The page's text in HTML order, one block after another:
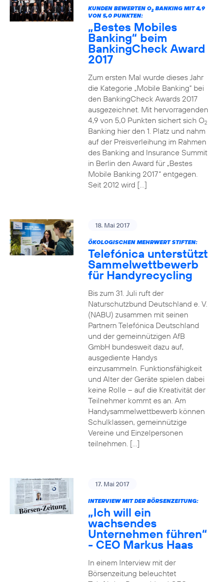
KUNDEN BEWERTEN O2BANKING MIT 4,9
VON 5,0 PUNKTEN:
„Bestes Mobiles
Banking“ beim
BankingCheck Award
2017
Zum ersten Mal wurde dieses Jahr
die Kategorie „Mobile Banking“ bei
den BankingCheck Awards 2017
ausgezeichnet. Mit hervorragenden
4,9 von 5,0 Punkten sichert sich O2
Banking hier den 1. Platz und nahm
auf der Preisverleihung im Rahmen
des Banking and Insurance Summit
in Berlin den Award für „Bestes
Mobile Banking 2017“ entgegen.
Seit 2012 wird […]
18. Mai 2017
ÖKOLOGISCHEN MEHRWERT STIFTEN:
Telefónica unterstützt
Sammelwettbewerb
für Handyrecycling
Bis zum 31. Juli ruft der
Naturschutzbund Deutschland e. V.
(NABU) zusammen mit seinen
Partnern Telefónica Deutschland
und der gemeinnützigen AfB
GmbH bundesweit dazu auf,
ausgediente Handys
einzusammeln. Funktionsfähigkeit
und Alter der Geräte spielen dabei
keine Rolle – auf die Kreativität der
Teilnehmer kommt es an. Am
Handysammelwettbewerb können
Schulklassen, gemeinnützige
Vereine und Einzelpersonen
teilnehmen. […]
17. Mai 2017
INTERVIEW MIT DER BÖRSENZEITUNG:
„Ich will ein
wachsendes
Unternehmen führen“
- CEO Markus Haas
In einem Interview mit der
Börsenzeitung beleuchtet